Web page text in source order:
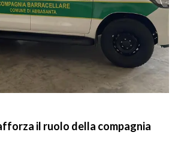
il ruolo della compagnia